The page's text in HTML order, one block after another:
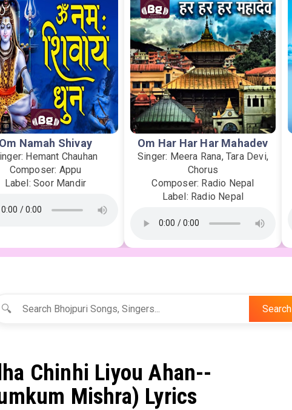
Om Namah Shivay
Hemant Chauhan
Composer: Appu
Label: Soor Mandir
Om Har Har Har Mahadev
Singer: Meera Rana, Tara Devi,
Chorus
Composer: Radio Nepal
Label: Radio Nepal
🔍 Search
Chinhi Liyou Ahan--
Mishra) Lyrics